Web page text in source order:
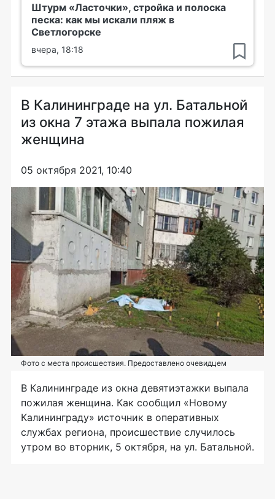
Штурм «Ласточки», стройка и полоска
песка: как мы искали пляж в
Светлогорске
вчера, 18:18
В Калининграде на ул. Батальной
из окна 7 этажа выпала пожилая
женщина
05 октября 2021, 10:40
Фото с места происшествия. Предоставлено очевидцем
В Калининграде из окна девятиэтажки выпала
пожилая женщина. Как сообщил «Новому
Калининграду» источник в оперативных
службах региона, происшествие случилось
утром во вторник, 5 октября, на ул. Батальной.